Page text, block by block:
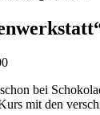
bei
mit den